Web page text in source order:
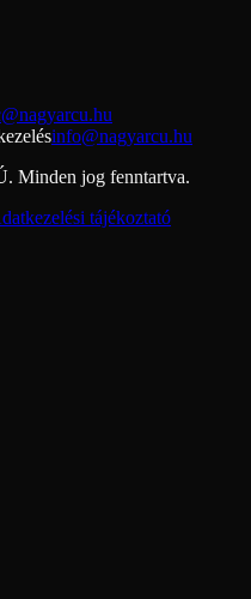
info@nagyarcu.hu
Minden jog fenntartva.
tájékoztató